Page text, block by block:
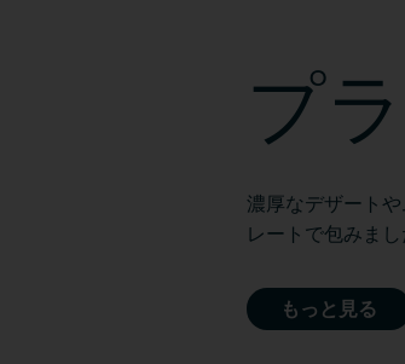
プ
濃厚なデザート
レートで包みまし
もっと見る